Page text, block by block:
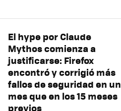
El hype por Claude
Mythos comienza a
justificarse: Firefox
encontró y corrigió más
fallos de seguridad en un
mes que en los 15 meses
previos